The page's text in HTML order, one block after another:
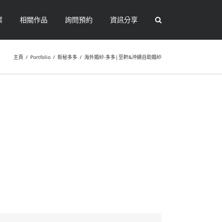
相關作品 詢問預約 資訊分享
主頁 / Portfolio / 新秘多多 / 海外婚紗-多多|至軒&沖繩自助婚紗